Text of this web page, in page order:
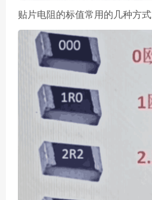
贴片电阻的标值常用的几种方式